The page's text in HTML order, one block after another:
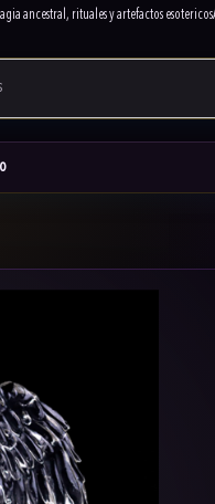
ancestral, rituales y artefactos esotericos